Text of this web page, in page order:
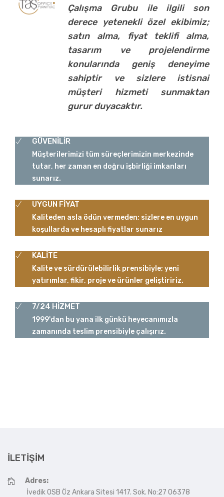
Çalışma Grubu ile ilgili son
derece yetenekli özel ekibimiz;
satın alma, fiyat teklifi alma,
tasarım ve projelendirme
konularında geniş deneyime
sahiptir ve sizlere istisnai
müşteri hizmeti sunmaktan
gurur duyacaktır.
GÜVENİLİR
Müşterilerimizi tüm süreçlerimizin merkezinde
tutar, her zaman en doğru işbirliği imkanları
sunarız.
UYGUN FİYAT
Kaliteden asla ödün vermeden; sizlere en uygun
koşullarda ve hesaplı fiyatlar sunarız
KALİTE
Kalite ve sürdürülebilirlik prensibiyle; yeni
yatırımlar, fikir, proje ve ürünler geliştiririz.
7/24 HİZMET
1999'dan bu yana ilk günkü heyecanımızla
zamanında teslim prensibiyle çalışırız.
İLETIŞIM
Adres:
İvedik OSB Öz Ankara Sitesi 1417. Sok. No:27 06378